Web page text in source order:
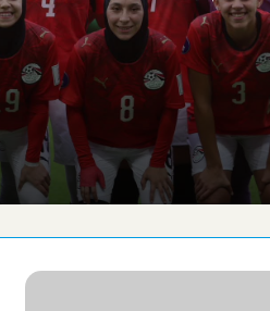
تستضيف ندوة تثقيفية
وبناء الوعي الوطني